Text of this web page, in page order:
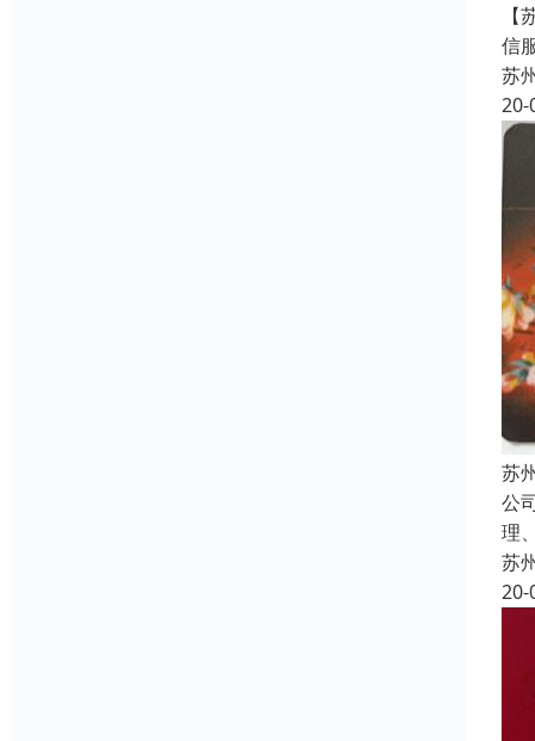
信
苏
20-
苏
公
理
苏
20-